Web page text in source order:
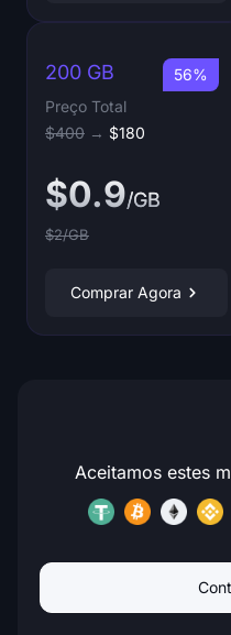
56%
200 GB
Preço Total
$400 → $180
$0.9/GB
$2/GB
Comprar Agora
Aceitamos estes